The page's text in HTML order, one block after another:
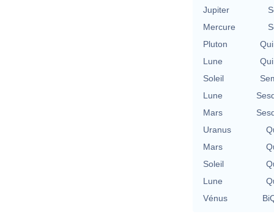
Jupiter
Mercure
Pluton
Lune
Soleil
Lune
Mars
Uranus
Mars
Soleil
Lune
Vénus